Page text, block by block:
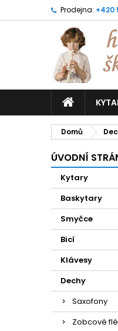
Prodejna: +420
Domů
ÚVODNÍ
Kytary
Baskytary
Smyčce
Bicí
Klávesy
Dechy
Saxofony
Zobcové